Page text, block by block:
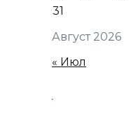
Август 2026
31
« Июл